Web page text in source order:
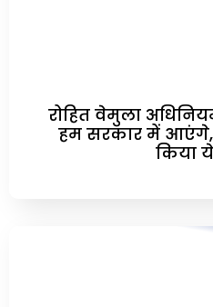
रोहित वेमुला
हम सरकार में आएंगे,
किया